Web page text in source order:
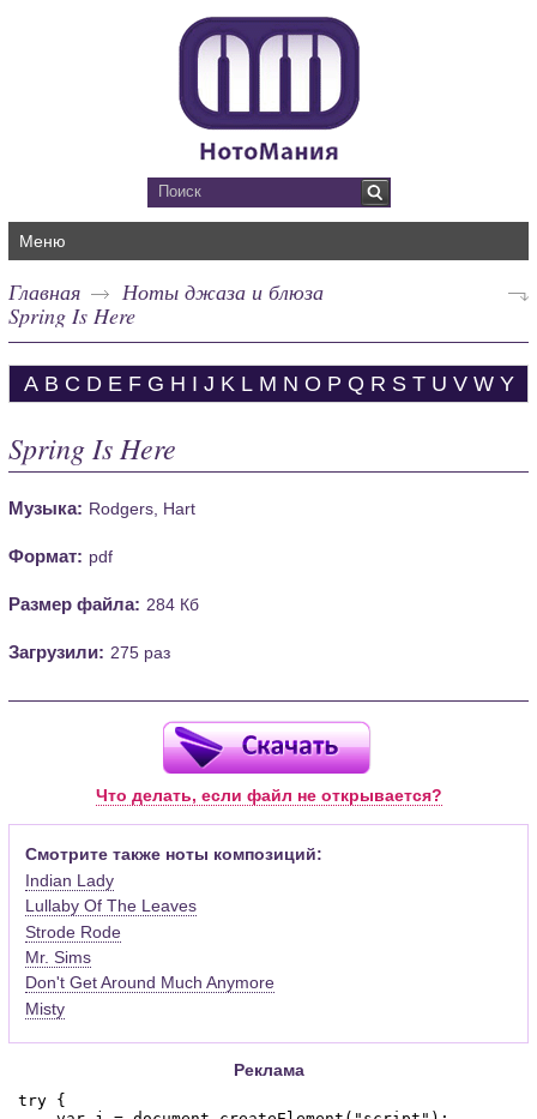
Меню
Главная
Ноты джаза и блюза
Spring Is Here
A B C D E F G H I J K L M N O P Q R S T U V W Y
Spring Is Here
Музыка: Rodgers, Hart
Формат: pdf
Размер файла: 284 Кб
Загрузили: 275 раз
Что делать, если файл не открывается?
Смотрите также ноты композиций:
Indian Lady
Lullaby Of The Leaves
Strode Rode
Mr. Sims
Don't Get Around Much Anymore
Misty
Реклама